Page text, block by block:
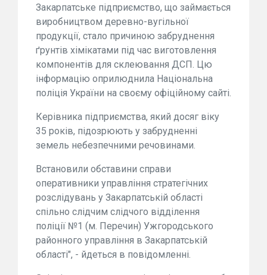
Закарпатське підприємство, що займається
виробництвом деревно-вугільної
продукції, стало причиною забруднення
ґрунтів хімікатами під час виготовлення
компонентів для склеювання ДСП. Цю
інформацію оприлюднила Національна
поліція України на своєму офіційному сайті.
Керівника підприємства, який досяг віку
35 років, підозрюють у забрудненні
земель небезпечними речовинами.
Встановили обставини справи
оперативники управління стратегічних
розслідувань у Закарпатській області
спільно слідчим слідчого відділення
поліції №1 (м. Перечин) Ужгородського
районного управління в Закарпатській
області", - йдеться в повідомленні.